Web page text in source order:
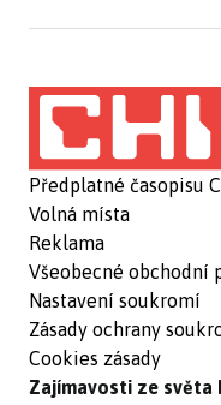
Předplatné časopisu
Volná místa
Reklama
Všeobecné obchodní
Nastavení soukromí
Zásady ochrany
Cookies zásady
Zajímavosti ze světa